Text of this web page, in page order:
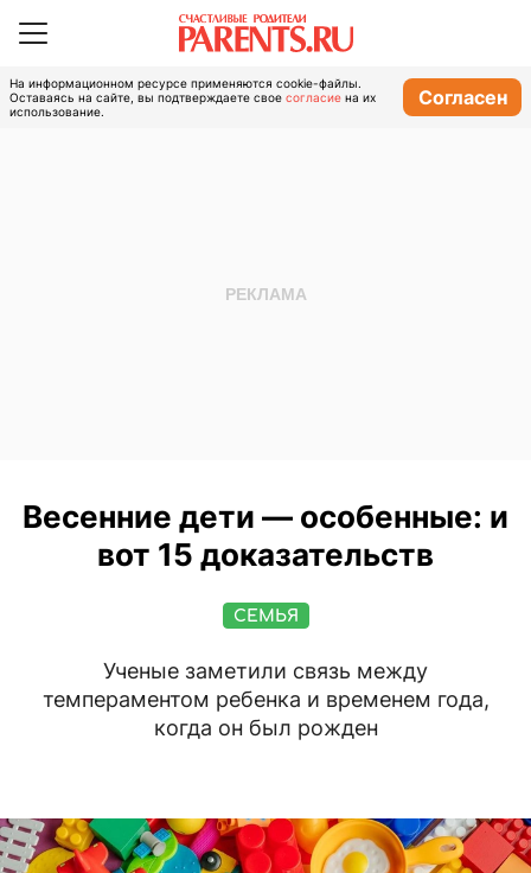
На информационном ресурсе применяются cookie-файлы.
Оставаясь на сайте, вы подтверждаете свое согласие на их
использование.
Согласен
Весенние дети — особенные: и
вот 15 доказательств
СЕМЬЯ
Ученые заметили связь между
темпераментом ребенка и временем года,
когда он был рожден